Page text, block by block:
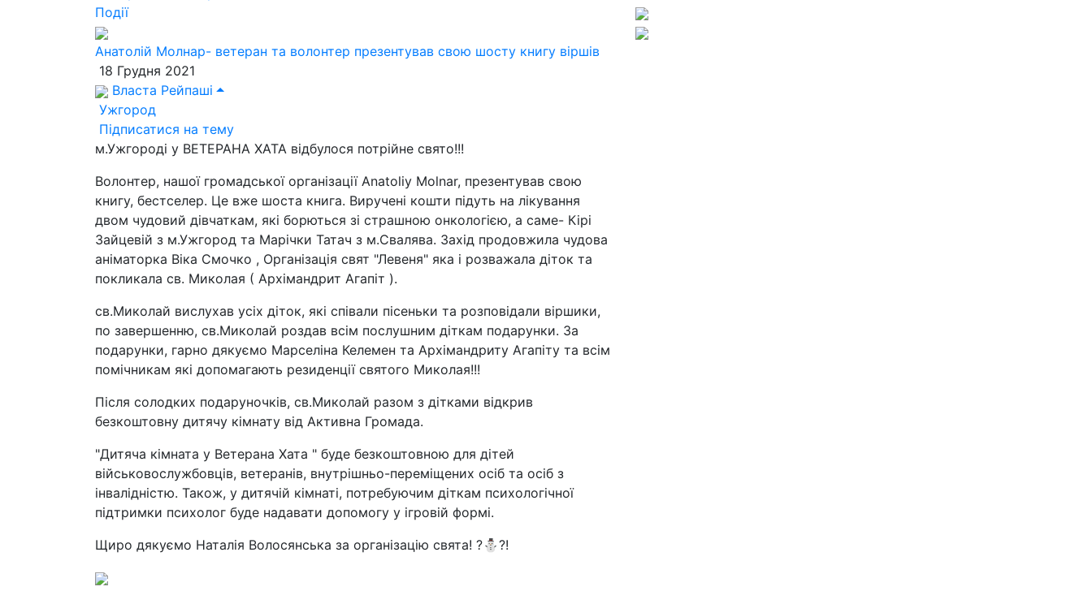
Події
Анатолій Молнар- ветеран та волонтер презентував свою шосту книгу віршів
18 Грудня 2021
Власта Рейпаші
Ужгород
Підписатися на тему
м.Ужгороді у ВЕТЕРАНА ХАТА відбулося потрійне свято!!!
Волонтер, нашої громадської організації Anatoliy Molnar, презентував свою
книгу, бестселер. Це вже шоста книга. Виручені кошти підуть на лікування
двом чудовий дівчаткам, які борються зі страшною онкологією, а саме- Кірі
Зайцевій з м.Ужгород та Марічки Татач з м.Свалява. Захід продовжила чудова
аніматорка Віка Смочко , Організація свят "Левеня" яка і розважала діток та
покликала св. Миколая ( Архімандрит Агапіт ).
св.Миколай вислухав усіх діток, які співали пісеньки та розповідали віршики,
по завершенню, св.Миколай роздав всім послушним діткам подарунки. За
подарунки, гарно дякуємо Марселіна Келемен та Архімандриту Агапіту та всім
помічникам які допомагають резиденції святого Миколая!!!
Після солодких подаруночків, св.Миколай разом з дітками відкрив
безкоштовну дитячу кімнату від Активна Громада.
"Дитяча кімната у Ветерана Хата " буде безкоштовною для дітей
військовослужбовців, ветеранів, внутрішньо-переміщених осіб та осіб з
інвалідністю. Також, у дитячій кімнаті, потребуючим діткам психологічної
підтримки психолог буде надавати допомогу у ігровій формі.
Щиро дякуємо Наталія Волосянська за організацію свята! ?⛄?!